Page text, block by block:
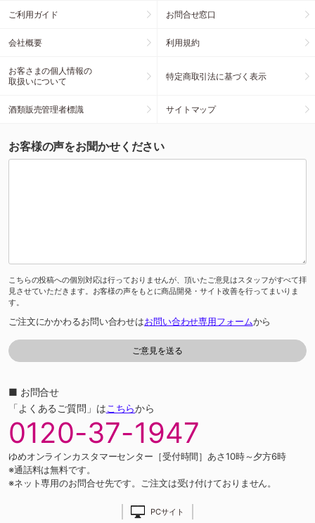
ご利用ガイド お問合せ窓口
会社概要 利用規約
お客さまの個人情報の
取扱いについて
特定商取引法に基づく表示
酒類販売管理者標識 サイトマップ
お客様の声をお聞かせください
こちらの投稿への個別対応は行っておりませんが、頂いたご意見はスタッフがすべて拝
見させていただきます。お客様の声をもとに商品開発・サイト改善を行ってまいりま
す。
ご注文にかかわるお問い合わせはお問い合わせ専用フォームから
■ お問合せ
「よくあるご質問」はこちらから
0120-37-1947
ゆめオンラインカスタマーセンター［受付時間］あさ10時～夕方6時
※通話料は無料です。
※ネット専用のお問合せ先です。ご注文は受け付けておりません。
PCサイト